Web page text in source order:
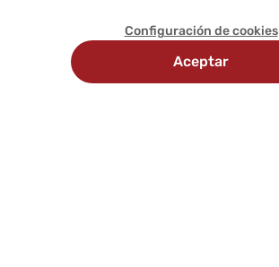
Configuración de cookies
Aceptar